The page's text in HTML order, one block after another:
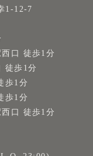
1-12-7
口 徒歩1分
徒歩1分
歩1分
歩1分
口 徒歩1分